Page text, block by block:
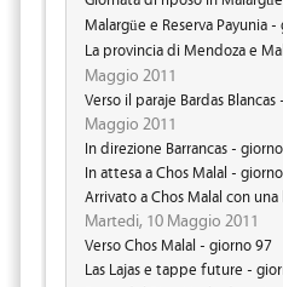
Malargüe e Reserva Payunia
La provincia di Mendoza e
Maggio 2011
Verso il paraje Bardas
Maggio 2011
In direzione Barrancas -
In attesa a Chos Malal -
Arrivato a Chos Malal con
Martedi, 10 Maggio 2011
Verso Chos Malal - giorno 97
Las Lajas e tappe future -